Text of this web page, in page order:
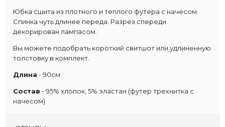
Юбка сшита из плотного и теплого футера с начесом.
Спинка чуть длинее переда. Разрез спереди
декорирован лампасом.
Вы можете подобрать короткий свитшот или удлиненную
толстовку в комплект.
Длина - 90см
Состав - 95% хлопок, 5% эластан (футер трехнитка с
начесом)